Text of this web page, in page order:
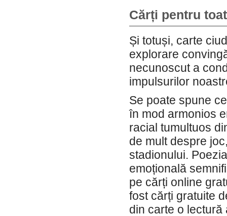
Cărți pentru
Și totuși, carte
explorare
necunoscut a
impulsurilor
Se poate spune
în mod armonios
racial tumultuos
de mult despre
stadionului.
emoțională
pe cărți online
fost cărți gratuite
din carte o lectură